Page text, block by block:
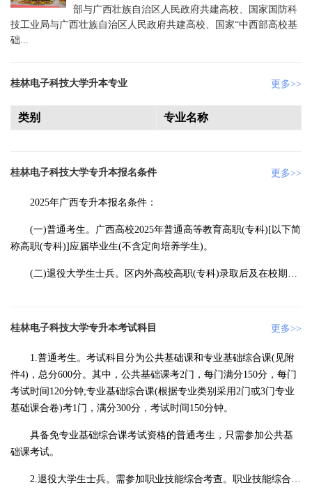
部与广西壮族自治区人民政府共建高校、国家国防科
技工业局与广西壮族自治区人民政府共建高校、国家“中西部高校基
础...
桂林电子科技大学升本专业 更多>>
类别 专业名称
桂林电子科技大学专升本报名条件 更多>>
2025年广西专升本报名条件：
(一)普通考生。广西高校2025年普通高等教育高职(专科)[以下简
称高职(专科)]应届毕业生(不含定向培养学生)。
(二)退役大学生士兵。区内外高校高职(专科)录取后及在校期间
后退役的大学生士兵。
桂林电子科技大学专升本考试科目 更多>>
1.普通考生。考试科目分为公共基础课和专业基础综合课(见附
件4)，总分600分。其中，公共基础课考2门，每门满分150分，每门
考试时间120分钟;专业基础综合课(根据专业类别采用2门或3门专业
基础课合卷)考1门，满分300分，考试时间150分钟。
具备免专业基础综合课考试资格的普通考生，只需参加公共基
础课考试。
2.退役大学生士兵。需参加职业技能综合考查。职业技能综合考